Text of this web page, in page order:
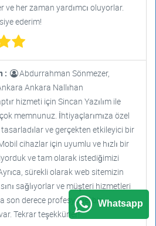
ve her zaman yardımcı oluyorlar.
ederim!
:
Abdurrahman Sönmezer,
Ankara Nallıhan
hizmeti için Sincan Yazılım ile
memnunuz. İhtiyaçlarımıza özel
ve gerçekten etkileyici bir
cihazlar için uyumlu ve hızlı bir
ve tam olarak istediğimizi
sürekli olarak web sitemizin
sağlıyorlar ve müşteri hizmetleri
son derece profesyonel bir
var. Tekrar teşekkürler!"
Whatsapp